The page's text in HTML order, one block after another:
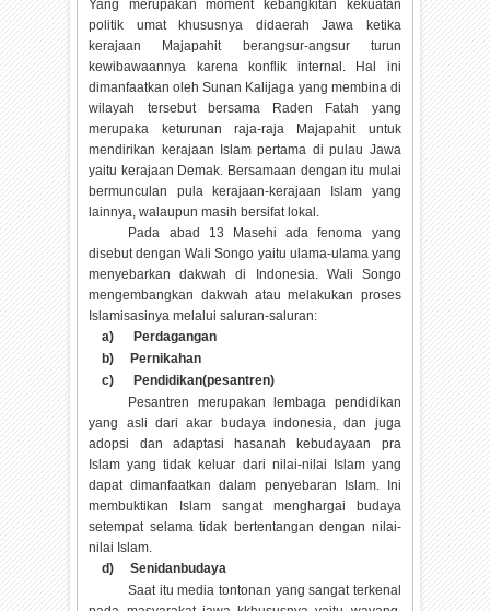
Yang merupakan moment kebangkitan kekuatan
politik umat khususnya didaerah Jawa ketika
kerajaan Majapahit berangsur-angsur turun
kewibawaannya karena konflik internal. Hal ini
dimanfaatkan oleh Sunan Kalijaga yang membina di
wilayah tersebut bersama Raden Fatah yang
merupaka keturunan raja-raja Majapahit untuk
mendirikan kerajaan Islam pertama di pulau Jawa
yaitu kerajaan Demak. Bersamaan dengan itu mulai
bermunculan pula kerajaan-kerajaan Islam yang
lainnya, walaupun masih bersifat lokal.
Pada abad 13 Masehi ada fenoma yang
disebut dengan Wali Songo yaitu ulama-ulama yang
menyebarkan dakwah di Indonesia. Wali Songo
mengembangkan dakwah atau melakukan proses
Islamisasinya melalui saluran-saluran:
a)
Perdagangan
b)
Pernikahan
c)
Pendidikan(pesantren)
Pesantren merupakan lembaga pendidikan
yang asli dari akar budaya indonesia, dan juga
adopsi dan adaptasi hasanah kebudayaan pra
Islam yang tidak keluar dari nilai-nilai Islam yang
dapat dimanfaatkan dalam penyebaran Islam. Ini
membuktikan Islam sangat menghargai budaya
setempat selama tidak bertentangan dengan nilai-
nilai Islam.
d)
Senidanbudaya
Saat itu media tontonan yang sangat terkenal